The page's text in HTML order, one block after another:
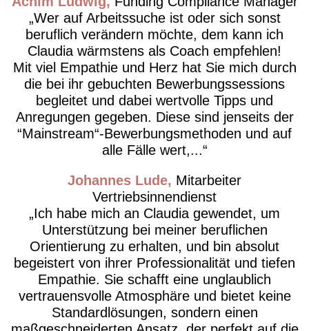
Wer auf Arbeitssuche ist oder sich sonst
beruflich verändern möchte, dem kann ich
Claudia wärmstens als Coach empfehlen!
Mit viel Empathie und Herz hat Sie mich durch
die bei ihr gebuchten Bewerbungssessions
begleitet und dabei wertvolle Tipps und
Anregungen gegeben. Diese sind jenseits der
“Mainstream“-Bewerbungsmethoden und auf
alle Fälle wert,...
Johannes Lude Mitarbeiter
Vertriebsinnendienst
​Ich habe mich an Claudia gewendet, um
Unterstützung bei meiner beruflichen
Orientierung zu erhalten, und bin absolut
begeistert von ihrer Professionalität und tiefen
Empathie. Sie schafft eine unglaublich
vertrauensvolle Atmosphäre und bietet keine
Standardlösungen, sondern einen